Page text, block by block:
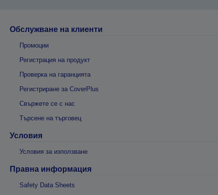
Обслужване на клиенти
Промоции
Регистрация на продукт
Проверка на гаранцията
Регистриране за CoverPlus
Свържете се с нас
Търсене на търговец
Условия
Условия за използване
Правна информация
Safety Data Sheets